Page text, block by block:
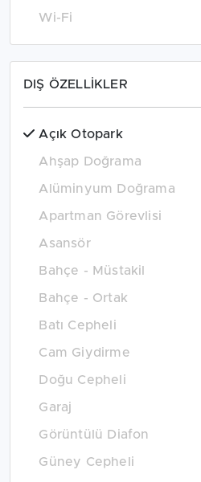
Wi-Fi
DIŞ ÖZELLİKLER
Açık Otopark
Ahşap Doğrama
Alüminyum Doğrama
Apartman Görevlisi
Asansör
Bahçe - Müstakil
Bahçe - Ortak
Batı Cepheli
Cam Giydirme
Doğu Cepheli
Garaj
Görüntülü Diafon
Güney Cepheli